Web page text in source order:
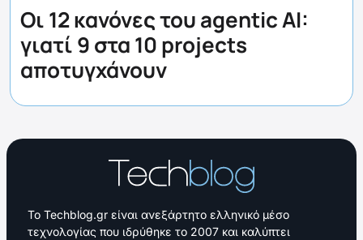
Οι 12 κανόνες του agentic AI:
γιατί 9 στα 10 projects
αποτυγχάνουν
Το Techblog.gr είναι ανεξάρτητο ελληνικό μέσο
τεχνολογίας που ιδρύθηκε το 2007 και καλύπτει